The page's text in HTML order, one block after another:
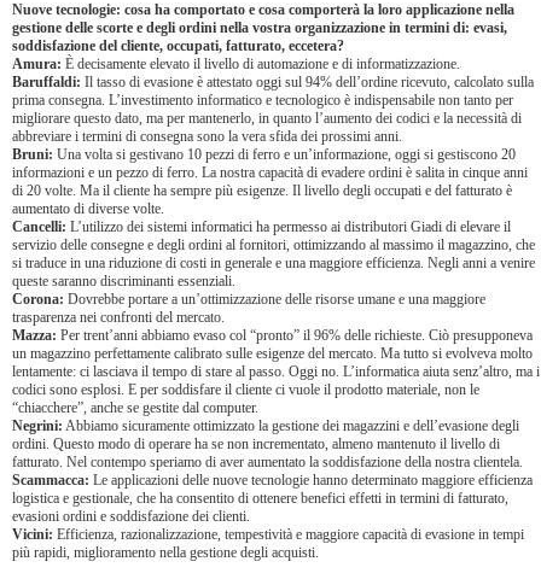
Nuove tecnologie: cosa ha comportato e cosa comporterà la loro applicazione nella
gestione delle scorte e degli ordini nella vostra organizzazione in termini di: evasi,
soddisfazione del cliente, occupati, fatturato, eccetera?
Amura: È decisamente elevato il livello di automazione e di informatizzazione.
Baruffaldi: Il tasso di evasione è attestato oggi sul 94% dell’ordine ricevuto, calcolato sulla
prima consegna. L’investimento informatico e tecnologico è indispensabile non tanto per
migliorare questo dato, ma per mantenerlo, in quanto l’aumento dei codici e la necessità di
abbreviare i termini di consegna sono la vera sfida dei prossimi anni.
Bruni: Una volta si gestivano 10 pezzi di ferro e un’informazione, oggi si gestiscono 20
informazioni e un pezzo di ferro. La nostra capacità di evadere ordini è salita in cinque anni
di 20 volte. Ma il cliente ha sempre più esigenze. Il livello degli occupati e del fatturato è
aumentato di diverse volte.
Cancelli: L’utilizzo dei sistemi informatici ha permesso ai distributori Giadi di elevare il
servizio delle consegne e degli ordini al fornitori, ottimizzando al massimo il magazzino, che
si traduce in una riduzione di costi in generale e una maggiore efficienza. Negli anni a venire
queste saranno discriminanti essenziali.
Corona: Dovrebbe portare a un’ottimizzazione delle risorse umane e una maggiore
trasparenza nei confronti del mercato.
Mazza: Per trent’anni abbiamo evaso col “pronto” il 96% delle richieste. Ciò presupponeva
un magazzino perfettamente calibrato sulle esigenze del mercato. Ma tutto si evolveva molto
lentamente: ci lasciava il tempo di stare al passo. Oggi no. L’informatica aiuta senz’altro, ma i
codici sono esplosi. E per soddisfare il cliente ci vuole il prodotto materiale, non le
“chiacchere”, anche se gestite dal computer.
Negrini: Abbiamo sicuramente ottimizzato la gestione dei magazzini e dell’evasione degli
ordini. Questo modo di operare ha se non incrementato, almeno mantenuto il livello di
fatturato. Nel contempo speriamo di aver aumentato la soddisfazione della nostra clientela.
Scammacca: Le applicazioni delle nuove tecnologie hanno determinato maggiore efficienza
logistica e gestionale, che ha consentito di ottenere benefici effetti in termini di fatturato,
evasioni ordini e soddisfazione dei clienti.
Vicini: Efficienza, razionalizzazione, tempestività e maggiore capacità di evasione in tempi
più rapidi, miglioramento nella gestione degli acquisti.